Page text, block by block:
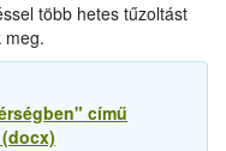
több hetes tűzoltást
meg.
című